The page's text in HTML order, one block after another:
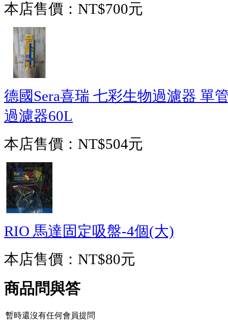
本店售價： NT$700元
德國Sera喜瑞 七彩生物過濾器 單
過濾器60L
本店售價： NT$504元
RIO 馬達固定吸盤-4個(大)
本店售價： NT$80元
商品問與答
暫時還沒有任何會員提問